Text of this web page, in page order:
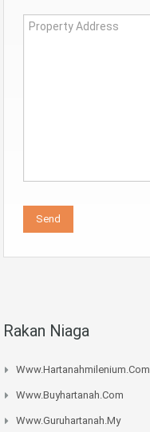
Rakan Niaga
Www.hartanahmilenium.com
Www.buyhartanah.com
Www.guruhartanah.my